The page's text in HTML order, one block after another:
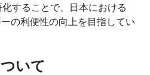
することで、日本における
の利便性の向上を目指してい
いて